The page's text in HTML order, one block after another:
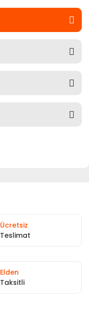
Ücretsiz
Teslimat
Elden
Taksitli